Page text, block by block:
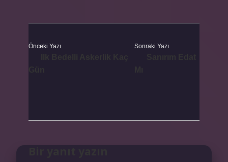
Önceki Yazı Sonraki Yazı